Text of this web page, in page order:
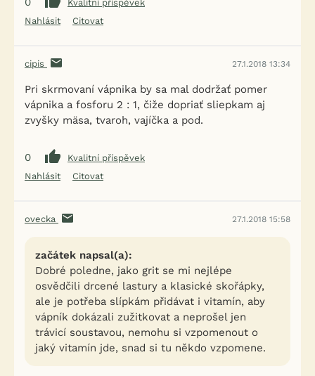
Kvalitní příspěvek
Nahlásit
Citovat
cipis 27.1.2018 13:34
Pri skrmovaní vápnika by sa mal dodržať pomer
vápnika a fosforu 2 : 1, čiže dopriať sliepkam aj
zvyšky mäsa, tvaroh, vajíčka a pod.
0
Kvalitní příspěvek
Nahlásit
Citovat
ovecka 27.1.2018 15:58
začátek napsal(a):
Dobré poledne, jako grit se mi nejlépe
osvědčili drcené lastury a klasické skořápky,
ale je potřeba slípkám přidávat i vitamín, aby
vápník dokázali zužitkovat a neprošel jen
trávicí soustavou, nemohu si vzpomenout o
jaký vitamín jde, snad si tu někdo vzpomene.